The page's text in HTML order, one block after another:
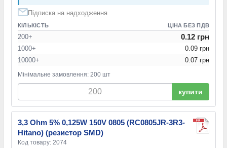
Підписка на надходження
КІЛЬКІСТЬ ЦІНА БЕЗ ПДВ
200+ 0.12 грн
1000+
0.09 грн
10000+
0.07 грн
Мінімальне замовлення: 200 шт
купити
3,3 Ohm 5% 0,125W 150V 0805 (RC0805JR-3R3-
Hitano) (резистор SMD)
Код товару: 2074